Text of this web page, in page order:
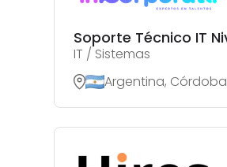
Soporte Técnico IT
IT / Sistemas
Argentina,